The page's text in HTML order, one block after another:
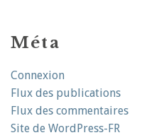
Méta
Connexion
Flux des publications
Flux des commentaires
Site de WordPress-FR